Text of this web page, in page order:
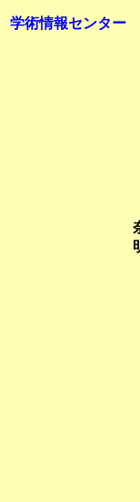
学術情報センター